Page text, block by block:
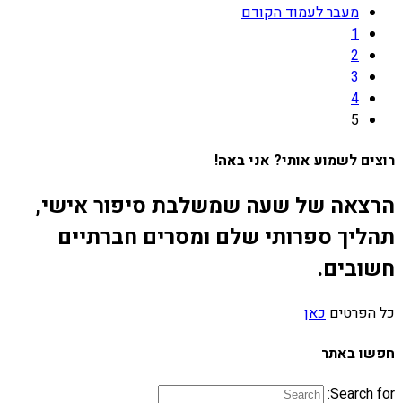
מעבר לעמוד הקודם
1
2
3
4
5
רוצים לשמוע אותי? אני באה!
הרצאה של שעה שמשלבת סיפור אישי,
תהליך ספרותי שלם ומסרים חברתיים
חשובים.
כל הפרטים כאן
חפשו באתר
Search for: